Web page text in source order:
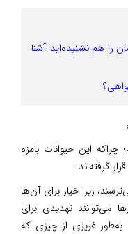
را هم نشنیده‌اید آشنا
چراکه این حیوانات بامزه
گرفته‌اند.
زیرا خیار برای آن‌ها
می‌توانند تهدیدی برای
به‌طور غریزی از چیزی که